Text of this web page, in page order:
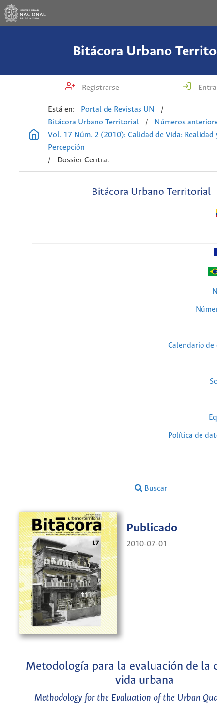
Bitácora Urbano
Registrarse
Está en: Portal de Revistas UN
/
Bitácora Urbano Territorial
/
Números
Vol. 17 Núm. 2 (2010): Calidad de Vida: Realidad
Percepción
/
Dossier Central
Bitácora Urbano Territorial
Calendario de
Política de
Buscar
Publicado
2010-07-01
Metodología para la evaluación de la
vida urbana
Methodology for the Evaluation of the Urban